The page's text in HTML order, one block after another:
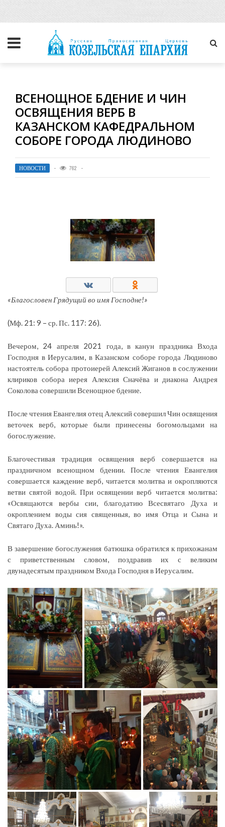
ВСЕНОЩНОЕ БДЕНИЕ И ЧИН
ОСВЯЩЕНИЯ ВЕРБ В
КАЗАНСКОМ КАФЕДРАЛЬНОМ
СОБОРЕ ГОРОДА ЛЮДИНОВО
НОВОСТИ 762
«Благословен Грядущий во имя Господне!»
(Мф. 21: 9 – ср. Пс. 117: 26).
Вечером, 24 апреля 2021 года, в канун праздника Входа
Господня в Иерусалим, в Казанском соборе города Людиново
настоятель собора протоиерей Алексий Жиганов в сослужении
клириков собора иерея Алексия Сначёва и диакона Андрея
Соколова совершили Всенощное бдение.
После чтения Евангелия отец Алексий совершил Чин освящения
веточек верб, которые были принесены богомольцами на
богослужение.
Благочестивая традиция освящения верб совершается на
праздничном всенощном бдении. После чтения Евангелия
совершается каждение верб, читается молитва и окропляются
ветви святой водой. При освящении верб читается молитва:
«Освящаются вербы сии, благодатию Всесвятаго Духа и
окроплением воды сия священныя, во имя Отца и Сына и
Святаго Духа. Аминь!».
В завершение богослужения батюшка обратился к прихожанам
с приветственным словом, поздравив их с великим
двунадесятым праздником Входа Господня в Иерусалим.